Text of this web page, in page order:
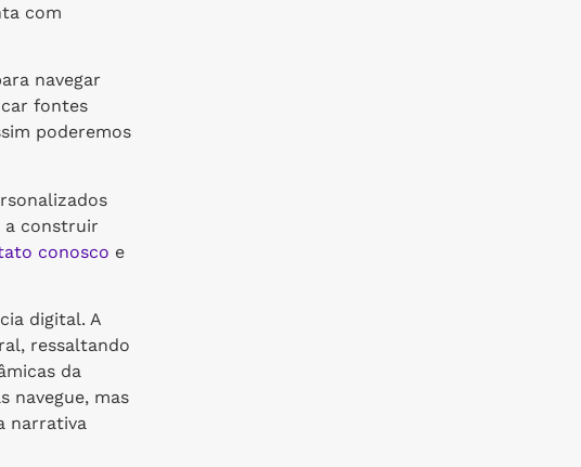
com
navegar
fontes
poderemos
a construir
conosco e
digital. A
ressaltando
da
navegue, mas
narrativa